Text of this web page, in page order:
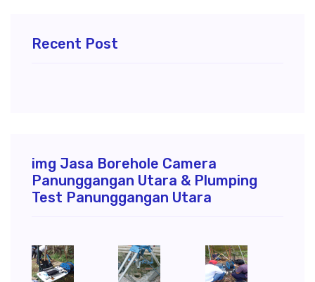
Recent Post
img Jasa Borehole Camera
Panunggangan Utara & Plumping
Test Panunggangan Utara